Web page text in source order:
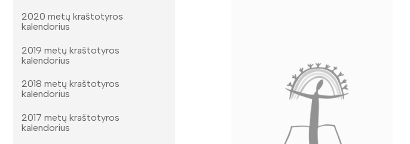
2020 metų kraštotyros
kalendorius
2019 metų kraštotyros
kalendorius
2018 metų kraštotyros
kalendorius
2017 metų kraštotyros
kalendorius